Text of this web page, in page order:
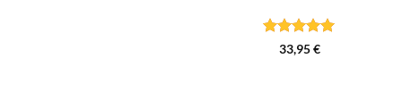
Ocenjeno
33,95€